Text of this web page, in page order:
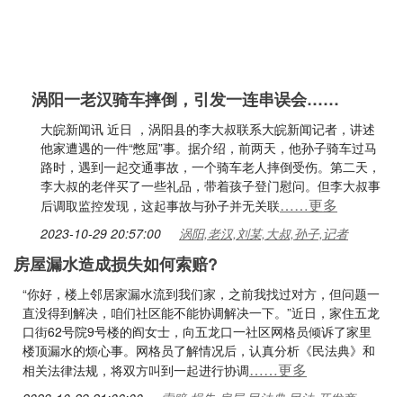
涡阳一老汉骑车摔倒，引发一连串误会……
大皖新闻讯 近日 ，涡阳县的李大叔联系大皖新闻记者，讲述
他家遭遇的一件“憋屈”事。据介绍，前两天，他孙子骑车过马
路时，遇到一起交通事故，一个骑车老人摔倒受伤。第二天，
李大叔的老伴买了一些礼品，带着孩子登门慰问。但李大叔事
后调取监控发现，这起事故与孙子并无关联……更多
2023-10-29 20:57:00 涡阳,老汉,刘某,大叔,孙子,记者
房屋漏水造成损失如何索赔?
“你好，楼上邻居家漏水流到我们家，之前我找过对方，但问题一
直没得到解决，咱们社区能不能协调解决一下。”近日，家住五龙
口街62号院9号楼的阎女士，向五龙口一社区网格员倾诉了家里
楼顶漏水的烦心事。网格员了解情况后，认真分析《民法典》和
相关法律法规，将双方叫到一起进行协调……更多